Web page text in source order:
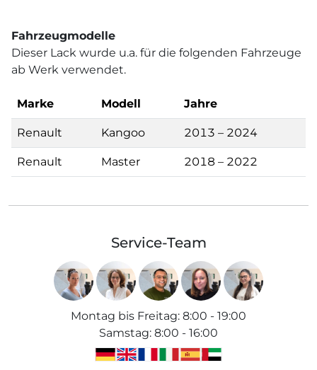
Fahrzeugmodelle
Dieser Lack wurde u.a. für die folgenden Fahrzeuge
ab Werk verwendet.
Marke Modell Jahre
Renault Kangoo 2013 – 2024
Renault Master 2018 – 2022
Service-Team
Montag bis Freitag: 8:00 - 19:00
Samstag: 8:00 - 16:00